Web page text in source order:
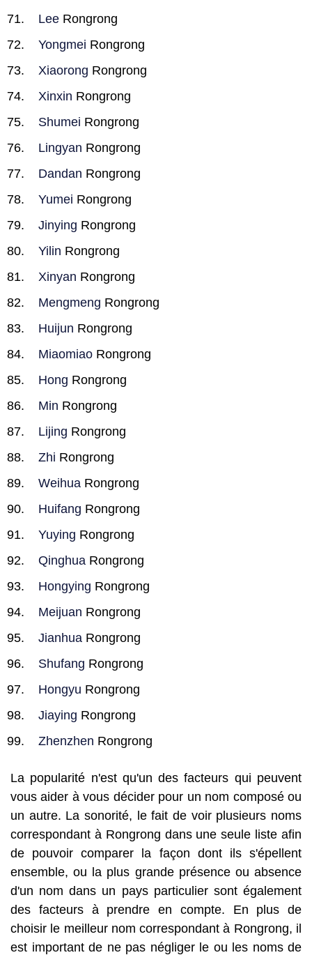
Lee Rongrong
Yongmei Rongrong
Xiaorong Rongrong
Xinxin Rongrong
Shumei Rongrong
Lingyan Rongrong
Dandan Rongrong
Yumei Rongrong
Jinying Rongrong
Yilin Rongrong
Xinyan Rongrong
Mengmeng Rongrong
Huijun Rongrong
Miaomiao Rongrong
Hong Rongrong
Min Rongrong
Lijing Rongrong
Zhi Rongrong
Weihua Rongrong
Huifang Rongrong
Yuying Rongrong
Qinghua Rongrong
Hongying Rongrong
Meijuan Rongrong
Jianhua Rongrong
Shufang Rongrong
Hongyu Rongrong
Jiaying Rongrong
Zhenzhen Rongrong
La popularité n'est qu'un des facteurs qui peuvent
vous aider à vous décider pour un nom composé ou
un autre. La sonorité, le fait de voir plusieurs noms
correspondant à Rongrong dans une seule liste afin
de pouvoir comparer la façon dont ils s'épellent
ensemble, ou la plus grande présence ou absence
d'un nom dans un pays particulier sont également
des facteurs à prendre en compte. En plus de
choisir le meilleur nom correspondant à Rongrong, il
est important de ne pas négliger le ou les noms de